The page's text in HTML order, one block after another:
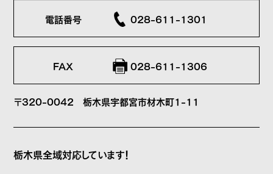
電話番号 028-611-1301
FAX 028-611-1306
〒320-0042栃木県宇都宮市材木町1-11
栃木県全域対応しています！